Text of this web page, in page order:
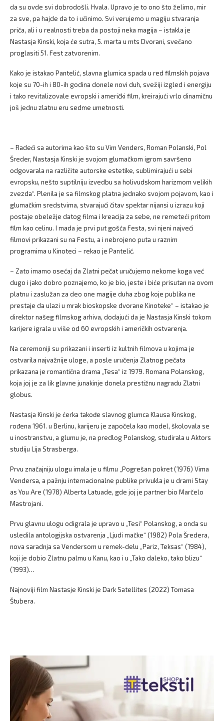
da su ovde svi dobrodošli. Hvala. Upravo je to ono što želimo, mir
za sve, pa hajde da to i učinimo. Svi verujemo u magiju stvaranja
priča, ali i u realnosti treba da postoji neka magija – istakla je
Nastasja Kinski, koja će sutra, 5. marta u mts Dvorani, svečano
proglasiti 51. Fest zatvorenim.
Kako je istakao Pantelić, slavna glumica spada u red filmskih pojava
koje su 70-ih i 80-ih godina donele novi duh, svežiji izgled i energiju
i tako revitalizovale evropski i američki film, kreirajući vrlo dinamičnu
još jednu zlatnu eru sedme umetnosti.
– Radeći sa autorima kao što su Vim Venders, Roman Polanski, Pol
Šreder, Nastasja Kinski je svojom glumačkom igrom savršeno
odgovarala na različite autorske estetike, sublimirajući u sebi
evropsku, nešto suptilniju izvedbu sa holivudskom harizmom velikih
zvezda“. Plenila je sa filmskog platna jednako svojom pojavom, kao i
glumačkim sredstvima, stvarajući čitav spektar nijansi u izrazu koji
postaje obeležje datog filma i kreacija za sebe, ne remeteći pritom
film kao celinu. I mada je prvi put gošća Festa, svi njeni najveći
filmovi prikazani su na Festu, a i nebrojeno puta u raznim
programima u Kinoteci – rekao je Pantelić.
– Zato imamo osećaj da Zlatni pečat uručujemo nekome koga već
dugo i jako dobro poznajemo, ko je bio, jeste i biće prisutan na ovom
platnu i zaslužan za deo one magije duha zbog koje publika ne
prestaje da ulazi u mrak bioskopske dvorane Kinoteke“ – istakao je
direktor našeg filmskog arhiva, dodajući da je Nastasja Kinski tokom
karijere igrala u više od 60 evropskih i američkih ostvarenja.
Na ceremoniji su prikazani i inserti iz kultnih filmova u kojima je
ostvarila najvažnije uloge, a posle uručenja Zlatnog pečata
prikazana je romantična drama „Tesa“ iz 1979. Romana Polanskog,
koja joj je za lik glavne junakinje donela prestižnu nagradu Zlatni
globus.
Nastasja Kinski je ćerka takođe slavnog glumca Klausa Kinskog,
rođena 1961. u Berlinu, karijeru je započela kao model, školovala se
u inostranstvu, a glumu je, na predlog Polanskog, studirala u Aktors
studiju Lija Strasberga.
Prvu značajniju ulogu imala je u filmu „Pogrešan pokret (1976) Vima
Vendersa, a pažnju internacionalne publike privukla je u drami Stay
as You Are (1978) Alberta Latuade, gde joj je partner bio Marčelo
Mastrojani.
Prvu glavnu ulogu odigrala je upravo u „Tesi“ Polanskog, a onda su
usledila antologijska ostvarenja „Ljudi mačke“ (1982) Pola Šredera,
nova saradnja sa Vendersom u remek-delu „Pariz, Teksas“ (1984),
koji je dobio Zlatnu palmu u Kanu, kao i u „Tako daleko, tako blizu“
(1993)…
Najnoviji film Nastasje Kinski je Dark Satellites (2022) Tomasa
Štubera.